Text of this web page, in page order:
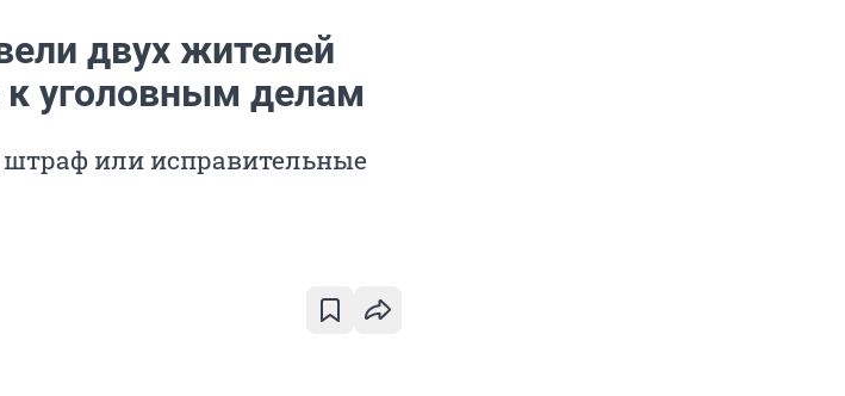
двух жителей
к уголовным делам
или исправительные